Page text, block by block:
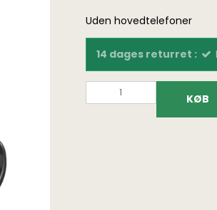
Uden hovedtelefoner
14 dages returret :
KØB